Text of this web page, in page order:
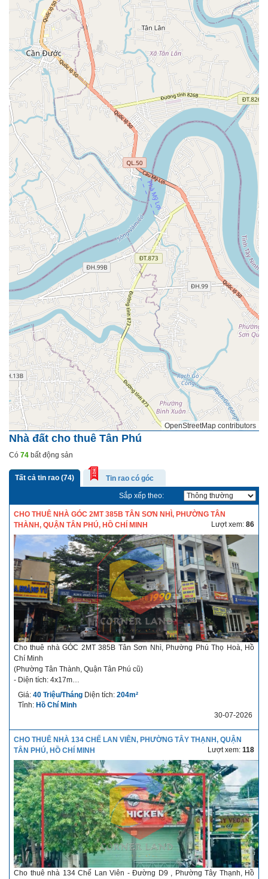
Nhà đất cho thuê Tân Phú
Có 74 bất động sản
Tất cả tin rao (74) Tin rao có góc
Sắp xếp theo:
CHO THUÊ NHÀ GÓC 2MT 385B TÂN SƠN NHÌ, PHƯỜNG TÂN
THÀNH, QUẬN TÂN PHÚ, HỒ CHÍ MINH
Lượt xem: 86
Cho thuê nhà GÓC 2MT 385B Tân Sơn Nhì, Phường Phú Thọ Hoà, Hồ
Chí Minh
(Phường Tân Thành, Quận Tân Phú cũ)
- Diện tích: 4x17m
- Kết cấu: 1 trệt, 2 lầu, sân thượng
- Giá cho thuê: 40 triệu/tháng
- Thời gian nhận nhà: T8-2026
Mô tả chi tiết về nhà cho thuê: Nhà gần ngay ngã ba Độc Lập, khu dân cư
đông đúc, căn góc 2MT phù hợp làm cafe, trà sửa, siêu thị tiện lợi, nhà
thuốc,...
Liên hệ:
Công ty Bất Động Sản Nhà phố Corner Land
Nhân viên: Lê Thanh Duy
Phone: 0941425959
Email: thanhduycornerland@gmail.com
Giá: 40 Triệu/Tháng Diện tích: 204m²
Tỉnh: Hồ Chí Minh
30-07-2026
CHO THUÊ NHÀ 134 CHẾ LAN VIÊN, PHƯỜNG TÂY THẠNH, QUẬN
TÂN PHÚ, HỒ CHÍ MINH
Lượt xem: 118
Cho thuê nhà 134 Chế Lan Viên - Đường D9 , Phường Tây Thạnh, Hồ
OpenStreetMap contributors